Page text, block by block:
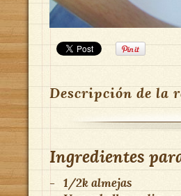
Descripción de la
Ingredientes
- 1/2k almejas